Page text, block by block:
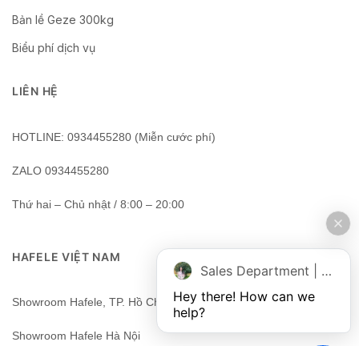
Bản lề Geze 300kg
Biểu phí dịch vụ
LIÊN HỆ
HOTLINE: 0934455280 (Miễn cước phí)
ZALO 0934455280
Thứ hai – Chủ nhật / 8:00 – 20:00
HAFELE VIỆT NAM
Showroom Hafele, TP. Hồ Chí Minh, Việt Nam
Showroom Hafele Hà Nội
Sales Department | Chat online
Hey there! How can we
help?